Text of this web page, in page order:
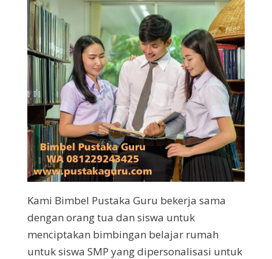
Kami Bimbel Pustaka Guru bekerja sama
dengan orang tua dan siswa untuk
menciptakan bimbingan belajar rumah
untuk siswa SMP yang dipersonalisasi untuk